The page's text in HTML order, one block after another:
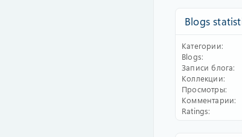
Blogs
Категории
Blogs
Записи блога
Коллекции
Просмотры
Комментарии
Ratings